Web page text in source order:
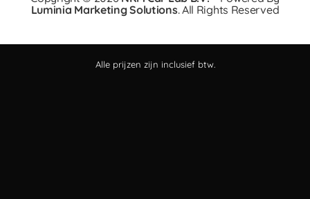
Luminia Marketing Solutions. All Rights Reserved
Alle prijzen zijn inclusief btw.